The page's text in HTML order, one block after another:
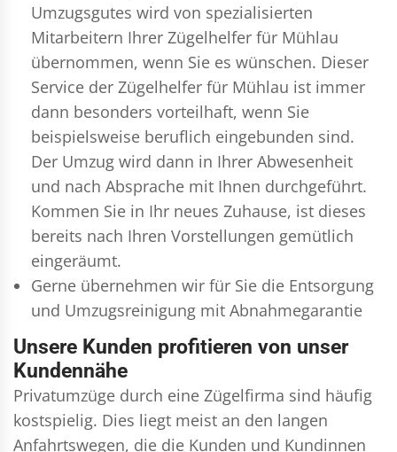
Umzugsgutes wird von spezialisierten
Mitarbeitern Ihrer Zügelhelfer für Mühlau
übernommen, wenn Sie es wünschen. Dieser
Service der Zügelhelfer für Mühlau ist immer
dann besonders vorteilhaft, wenn Sie
beispielsweise beruflich eingebunden sind.
Der Umzug wird dann in Ihrer Abwesenheit
und nach Absprache mit Ihnen durchgeführt.
Kommen Sie in Ihr neues Zuhause, ist dieses
bereits nach Ihren Vorstellungen gemütlich
eingeräumt.
Gerne übernehmen wir für Sie die Entsorgung
und Umzugsreinigung mit Abnahmegarantie
Unsere Kunden profitieren von unser
Kundennähe
Privatumzüge durch eine Zügelfirma sind häufig
kostspielig. Dies liegt meist an den langen
Anfahrtswegen, die die Kunden und Kundinnen